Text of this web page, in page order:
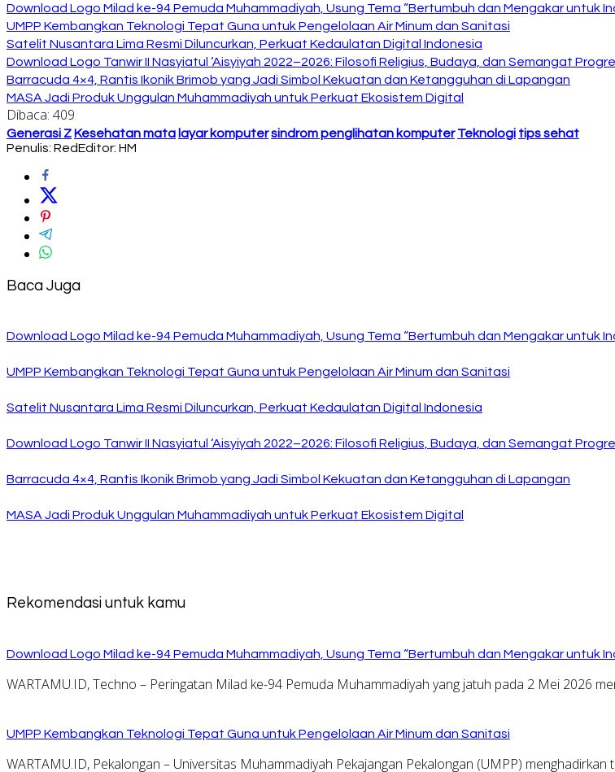
Download Logo Milad ke-94 Pemuda Muhammadiyah, Usung Tema “Bertumbuh dan Mengakar untuk
UMPP Kembangkan Teknologi Tepat Guna untuk Pengelolaan Air Minum dan Sanitasi
Satelit Nusantara Lima Resmi Diluncurkan, Perkuat Kedaulatan Digital Indonesia
Download Logo Tanwir II Nasyiatul ‘Aisyiyah 2022–2026: Filosofi Religius, Budaya, dan Semangat
Barracuda 4×4, Rantis Ikonik Brimob yang Jadi Simbol Kekuatan dan Ketangguhan di Lapangan
MASA Jadi Produk Unggulan Muhammadiyah untuk Perkuat Ekosistem Digital
Dibaca: 409
Generasi Z Kesehatan mata layar komputersindrom penglihatan komputer Teknologi tips sehat
Penulis: RedEditor: HM
Baca Juga
Download Logo Milad ke-94 Pemuda Muhammadiyah, Usung Tema “Bertumbuh dan Mengakar untuk
UMPP Kembangkan Teknologi Tepat Guna untuk Pengelolaan Air Minum dan Sanitasi
Satelit Nusantara Lima Resmi Diluncurkan, Perkuat Kedaulatan Digital Indonesia
Download Logo Tanwir II Nasyiatul ‘Aisyiyah 2022–2026: Filosofi Religius, Budaya, dan Semangat
Barracuda 4×4, Rantis Ikonik Brimob yang Jadi Simbol Kekuatan dan Ketangguhan di Lapangan
MASA Jadi Produk Unggulan Muhammadiyah untuk Perkuat Ekosistem Digital
Rekomendasi untuk kamu
Download Logo Milad ke-94 Pemuda Muhammadiyah, Usung Tema “Bertumbuh dan Mengakar untuk
WARTAMU.ID, Techno – Peringatan Milad ke-94 Pemuda Muhammadiyah yang jatuh pada 2 Mei 2026
UMPP Kembangkan Teknologi Tepat Guna untuk Pengelolaan Air Minum dan Sanitasi
WARTAMU.ID, Pekalongan – Universitas Muhammadiyah Pekajangan Pekalongan (UMPP)